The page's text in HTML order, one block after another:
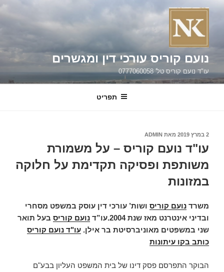
דילוג
נועם קוריס עורכי דין ומגשרים
עו"ד נועם קוריס טל' 0777060058
תפריט
פורסם
2 במרץ 2019 מאת ADMIN
עו"ד נועם קוריס – על משמורת
משותפת ופסיקה תקדימת על חלוקה
במזונות
משרד נועם קוריס ושות’ עורכי דין עוסק במשפט מסחרי
ובדיני אינטרנט מאז שנת 2004.
עו”ד נועם קוריס בעל תואר
שני במשפטים מאוניברסיטת בר אילן. עו"ד נועם קוריס
כותב בקו עיתונות
הבוקר התפרסם פסק דינו של בית המשפט העליון בבע"ם